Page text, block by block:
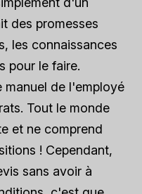
des promesses
les connaissances
pour le faire.
manuel de l'employé
Tout le monde
et ne comprend
! Cependant,
sans avoir à